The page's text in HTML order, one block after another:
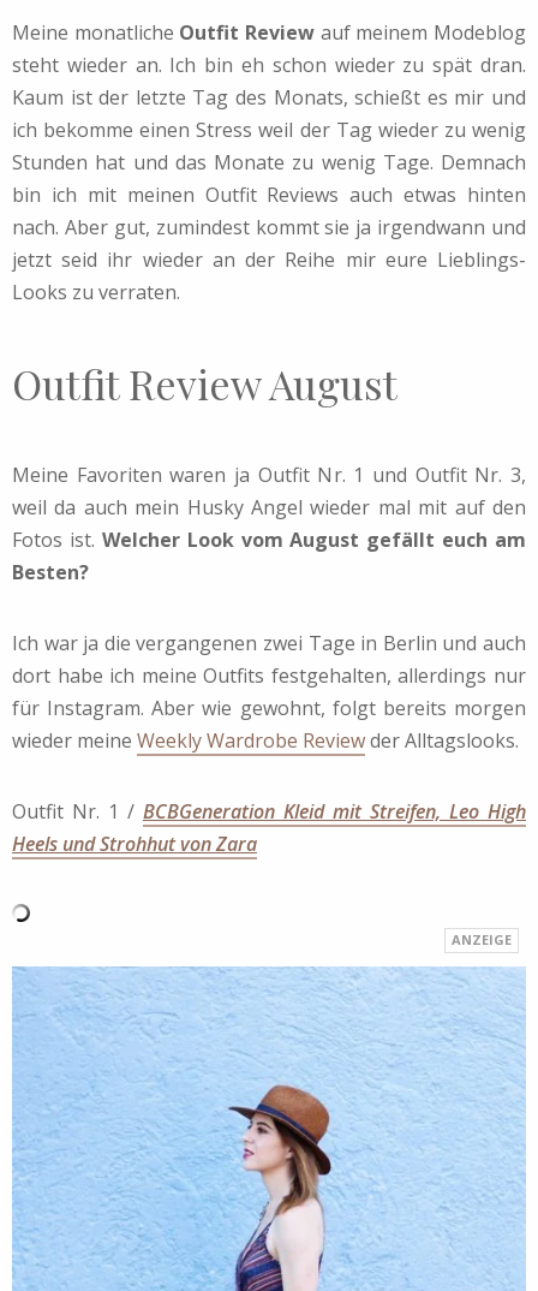
Meine monatliche Outfit Review auf meinem Modeblog
steht wieder an. Ich bin eh schon wieder zu spät dran.
Kaum ist der letzte Tag des Monats, schießt es mir und
ich bekomme einen Stress weil der Tag wieder zu wenig
Stunden hat und das Monate zu wenig Tage. Demnach
bin ich mit meinen Outfit Reviews auch etwas hinten
nach. Aber gut, zumindest kommt sie ja irgendwann und
jetzt seid ihr wieder an der Reihe mir eure Lieblings-
Looks zu verraten.
Outfit Review August
Meine Favoriten waren ja Outfit Nr. 1 und Outfit Nr. 3,
weil da auch mein Husky Angel wieder mal mit auf den
Fotos ist. Welcher Look vom August gefällt euch am
Besten?
Ich war ja die vergangenen zwei Tage in Berlin und auch
dort habe ich meine Outfits festgehalten, allerdings nur
für Instagram. Aber wie gewohnt, folgt bereits morgen
wieder meine Weekly Wardrobe Reviewder Alltagslooks.
Outfit Nr. 1 / BCBGeneration Kleid mit Streifen, Leo High
Heels und Strohhut von Zara